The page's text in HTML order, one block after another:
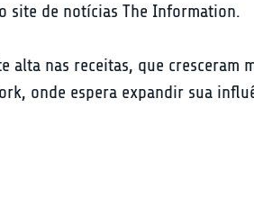
site de notícias The Information.
alta nas receitas, que cresceram
onde espera expandir sua